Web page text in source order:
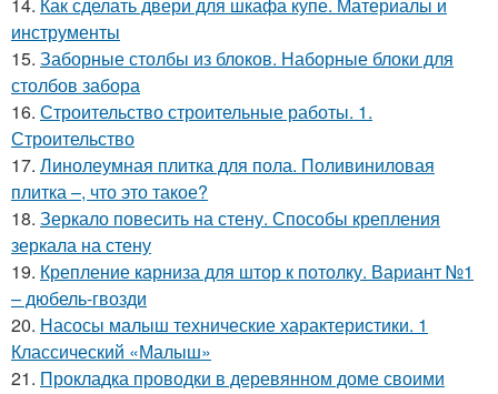
инструменты
15. Заборные столбы из блоков. Наборные блоки для
столбов забора
16. Строительство строительные работы. 1.
Строительство
17. Линолеумная плитка для пола. Поливиниловая
плитка –, что это такое?
18. Зеркало повесить на стену. Способы крепления
зеркала на стену
19. Крепление карниза для штор к потолку. Вариант №1
– дюбель-гвозди
20. Насосы малыш технические характеристики. 1
Классический «Малыш»
21. Прокладка проводки в деревянном доме своими